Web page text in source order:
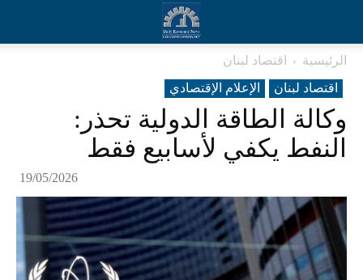
الرئيسية
اقتصاد لبنان
اقتصاد لبنان
الإعلام الإقتصادي
وكالة الطاقة الدولية تحذر:
النفط يكفي لأسابيع فقط
19/05/2026